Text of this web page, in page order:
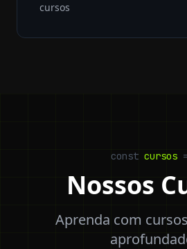
cursos
const cursos =
Nossos
Aprenda com